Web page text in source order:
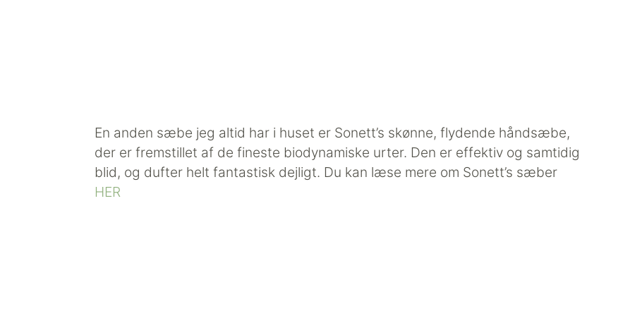
En anden sæbe jeg altid har i huset er Sonett’s skønne, flydende håndsæbe,
der er fremstillet af de fineste biodynamiske urter. Den er effektiv og samtidig
blid, og dufter helt fantastisk dejligt. Du kan læse mere om Sonett’s sæber
HER